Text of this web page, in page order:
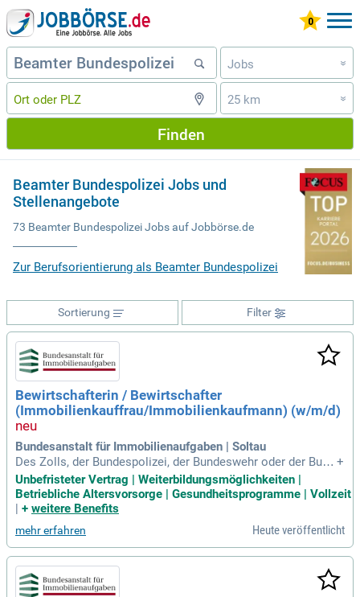
Jobs »
25 km »
Finden
Beamter Bundespolizei Jobs und
Stellenangebote
73 Beamter Bundespolizei Jobs auf Jobbörse.de
Zur Berufsorientierung als Beamter Bundespolizei
Filter
Sortierung
Bewirtschafterin / Bewirtschafter
(Immobilienkauffrau/Immobilienkaufmann) (w/m/d)
Bundesanstalt für Immobilienaufgaben | Soltau
Des Zolls, der Bundespolizei, der Bundeswehr oder der Bund
esanstalt Technisches Hilfswerk (THW).
+
Unbefristeter Vertrag | Weiterbildungsmöglichkeiten |
Betriebliche Altersvorsorge | Gesundheitsprogramme | Vollzeit
+ weitere Benefits
mehr erfahren Heute veröffentlicht